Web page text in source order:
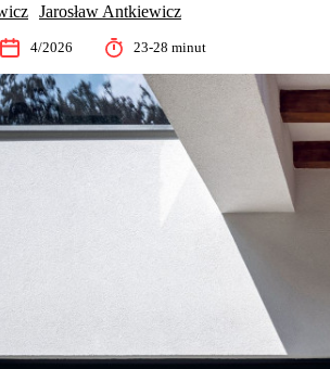
Jarosław Antkiewicz
4/2026 23-28 minut